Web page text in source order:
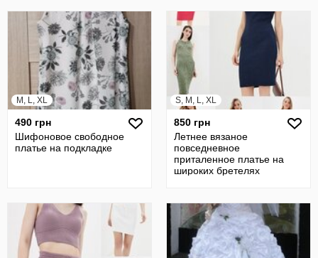
M, L, XL
490 грн
Шифоновое свободное
платье на подкладке
S, M, L, XL
850 грн
Летнее вязаное
повседневное
приталенное платье на
широких бретелях